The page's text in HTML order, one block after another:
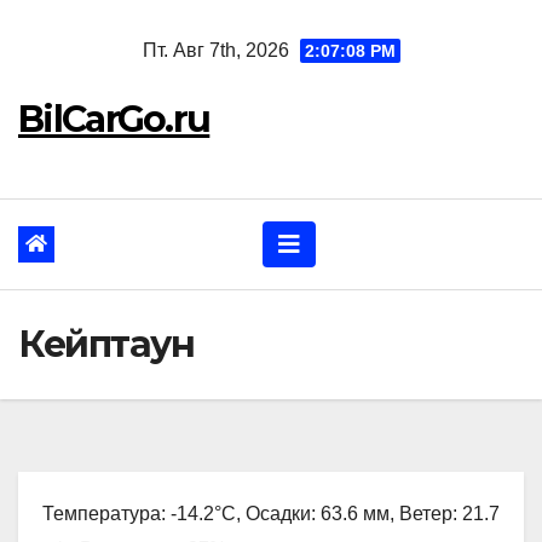
Пт. Авг 7th, 2026 2:07:10 PM
BilCarGo.ru
Кейптаун
Температура: -14.2°C, Осадки: 63.6 мм, Ветер: 21.7